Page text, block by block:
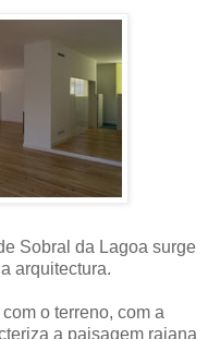
Sobral da Lagoa surge
arquitectura.
o terreno, com a
a paisagem raiana